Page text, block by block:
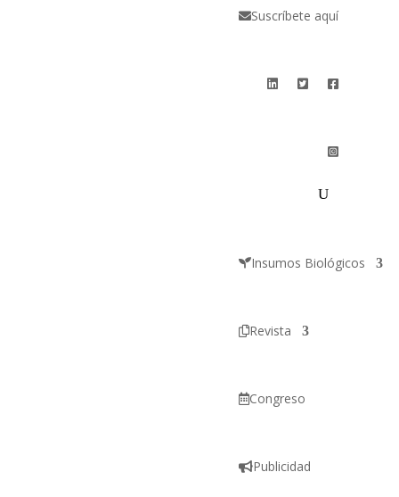
Suscríbete aquí
Insumos Biológicos
Revista
Congreso
Publicidad